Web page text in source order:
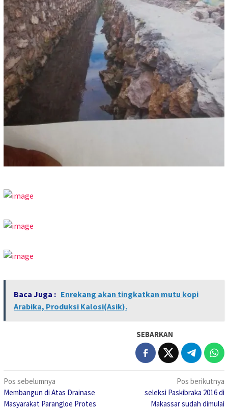
Baca Juga : Enrekang akan tingkatkan mutu kopi
Arabika, Produksi Kalosi(Asik).
SEBARKAN
Navigasi
pos
Pos sebelumnya
Membangun di Atas Drainase
Masyarakat Parangloe Protes
Pos berikutnya
seleksi Paskibraka 2016 di
Makassar sudah dimulai